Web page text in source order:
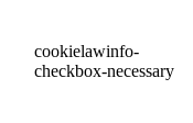
cookielawinfo-
checkbox-necessary